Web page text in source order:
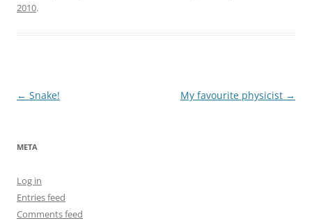
2010.
Post
← Snake! My favourite physicist →
META
Log in
Entries feed
Comments feed